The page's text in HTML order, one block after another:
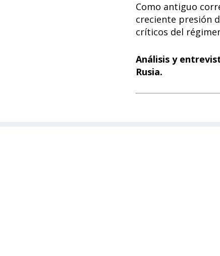
Como antiguo
creciente presión
críticos del
Análisis y
Rusia.